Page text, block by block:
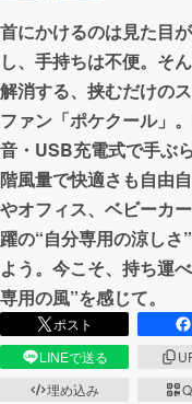
CAMPFIREふ
首にかけるのは見た目
し、手持ちは不便。そ
解消する、挟むだけの
ファン「ポケクール」
音・USB充電式で手ぶ
階風量で快適さも自由
やオフィス、ベビーカ
躍の“自分専用の涼しさ
よう。今こそ、持ち運
専用の風”を感じて。
ポスト
LINEで送る
埋め込み